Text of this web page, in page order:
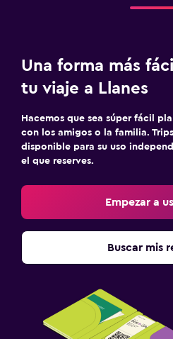
Una forma más
tu viaje a Llanes
Hacemos que sea súper fácil
con los amigos o la familia.
disponible para su uso
el que reserves.
Empezar a
Buscar mis